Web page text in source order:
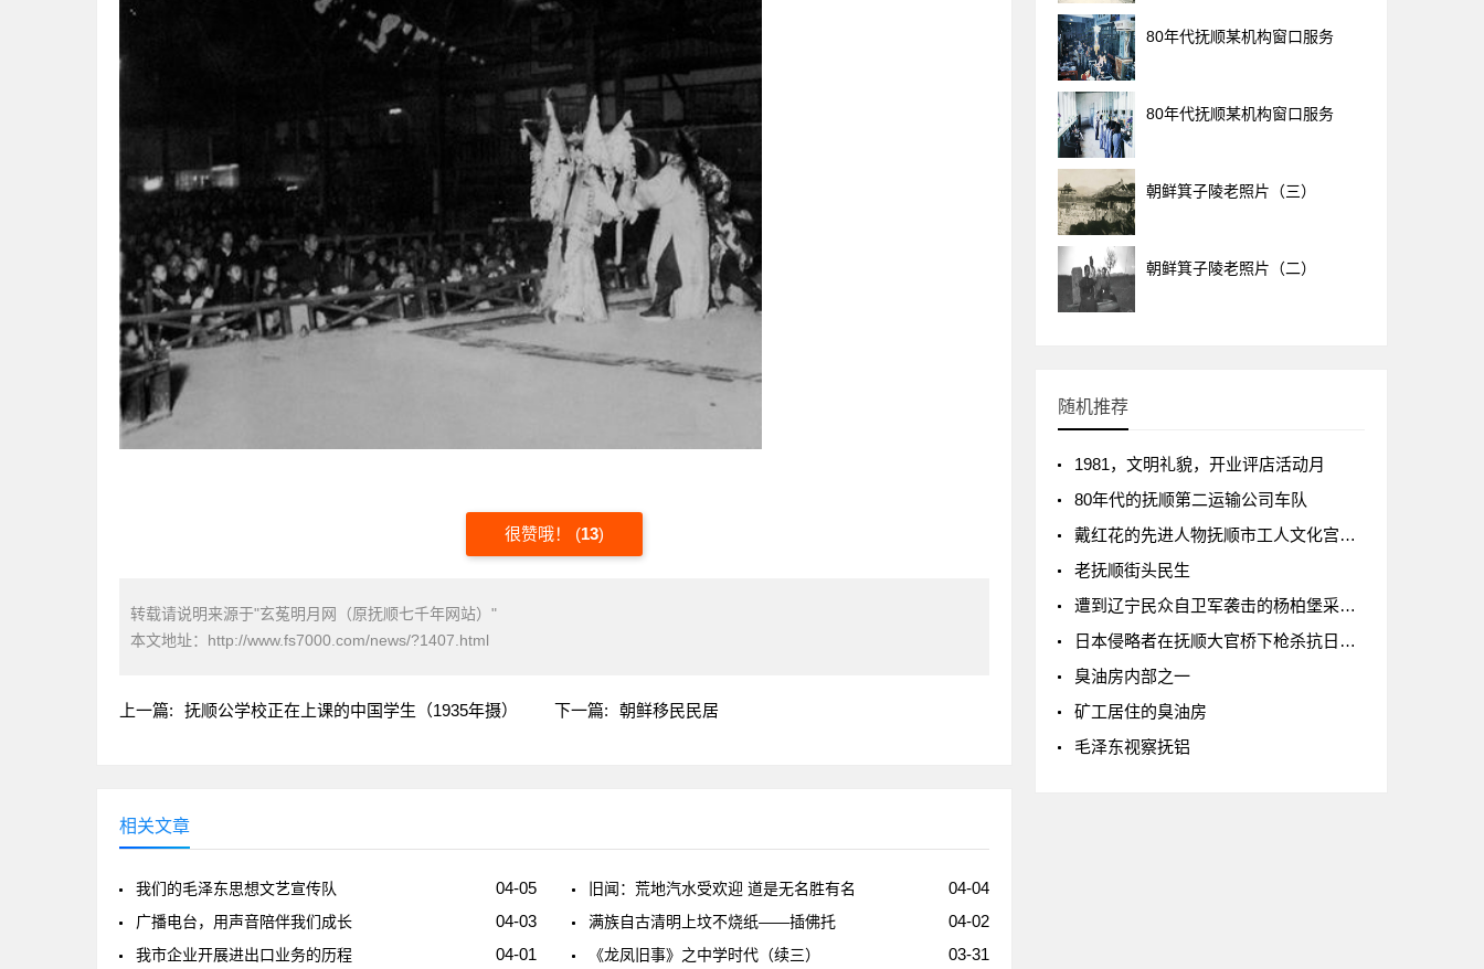
很赞哦！ (13)
转载请说明来源于"玄菟明月网（原抚顺七千年网站）"
本文地址： http://www.fs7000.com/news/?1407.html
上一篇: 抚顺公学校正在上课的中国学生（1935年摄） 下一篇: 朝鲜移民民居
相关文章
04-05
我们的毛泽东思想文艺宣传队 04-04
旧闻：荒地汽水受欢迎 道是无名胜有名
04-03
广播电台，用声音陪伴我们成长 04-02
满族自古清明上坟不烧纸——插佛托
04-01
我市企业开展进出口业务的历程 03-31
《龙凤旧事》之中学时代（续三）
80年代抚顺某机构窗口服务
80年代抚顺某机构窗口服务
朝鲜箕子陵老照片（三）
朝鲜箕子陵老照片（二）
随机推荐
1981，文明礼貌，开业评店活动月
80年代的抚顺第二运输公司车队
戴红花的先进人物抚顺市工人文化宫前大合影
老抚顺街头民生
遭到辽宁民众自卫军袭击的杨柏堡采炭所（1932年摄）
日本侵略者在抚顺大官桥下枪杀抗日志士
臭油房内部之一
矿工居住的臭油房
毛泽东视察抚铝